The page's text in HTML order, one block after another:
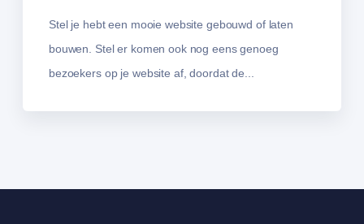
Stel je hebt een mooie website gebouwd of laten
bouwen. Stel er komen ook nog eens genoeg
bezoekers op je website af, doordat de...